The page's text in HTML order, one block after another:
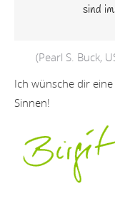
sind
(Pearl S. Buck,
Ich wünsche dir
Sinnen!